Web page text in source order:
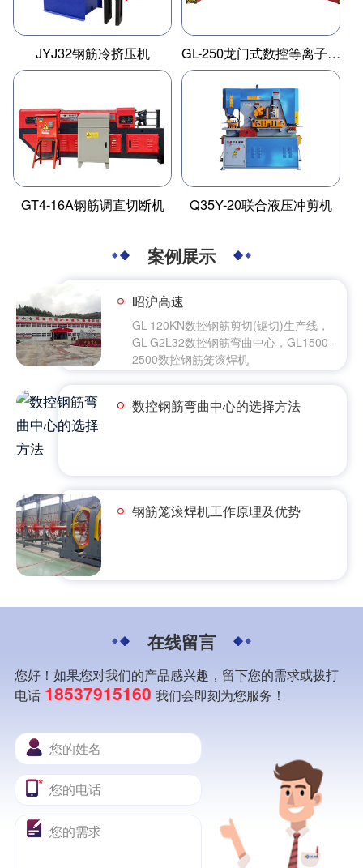
JYJ32钢筋冷挤压机 GL-250龙门式数控等离子切割机
GT4-16A钢筋调直切断机 Q35Y-20联合液压冲剪机
案例展示
昭沪高速
GL-120KN数控钢筋剪切(锯切)生产线，
GL-G2L32数控钢筋弯曲中心，GL1500-
2500数控钢筋笼滚焊机
数控钢筋弯曲中心的选择方法
钢筋笼滚焊机工作原理及优势
在线留言
您好！如果您对我们的产品感兴趣，留下您的需求或拨打
电话 18537915160 我们会即刻为您服务！